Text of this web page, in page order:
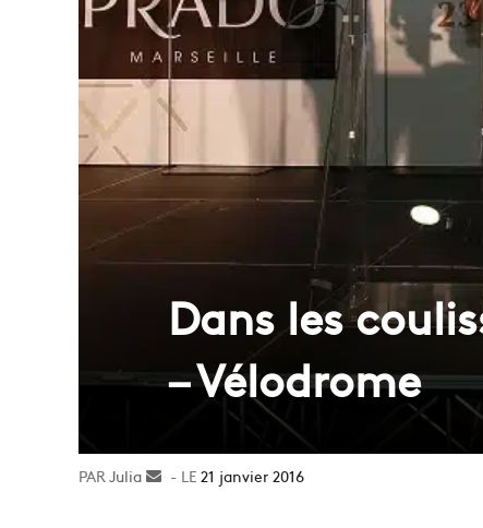
Dans les
– Vélodrome
Julia
Envoyer21 janvier 2016